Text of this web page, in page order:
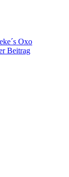
Oxo
Beitrag